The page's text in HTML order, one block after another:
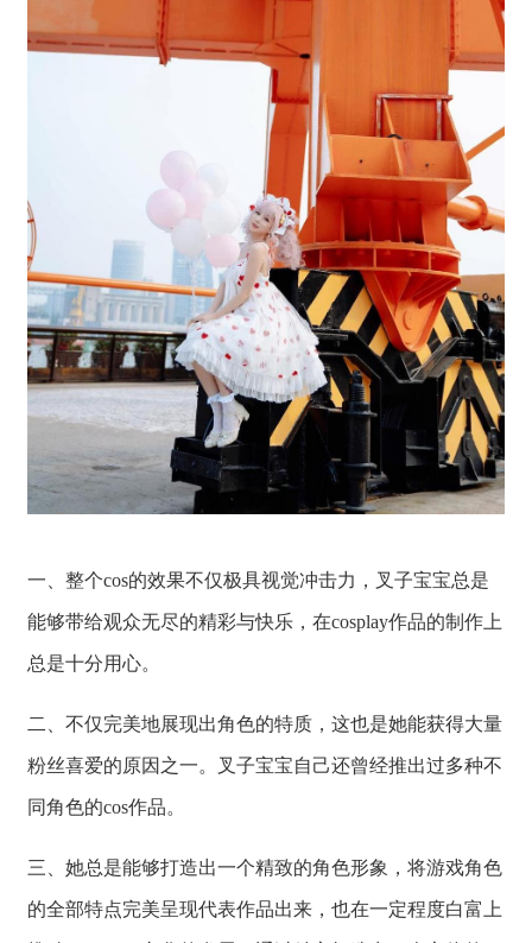
一、整个cos的效果不仅极具视觉冲击力，叉子宝宝总是
能够带给观众无尽的精彩与快乐，在cosplay作品的制作上
总是十分用心。
二、不仅完美地展现出角色的特质，这也是她能获得大量
粉丝喜爱的原因之一。叉子宝宝自己还曾经推出过多种不
同角色的cos作品。
三、她总是能够打造出一个精致的角色形象，将游戏角色
的全部特点完美呈现代表作品出来，也在一定程度白富上